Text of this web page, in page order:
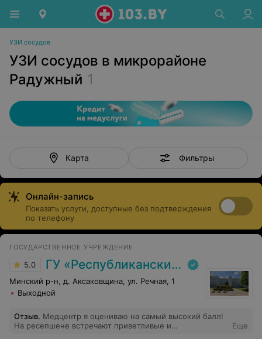
УЗИ сосудов
УЗИ сосудов в микрорайоне
Радужный 1
Карта Фильтры
Онлайн-запись
Показать услуги, доступные без подтверждения
по телефону
ГОСУДАРСТВЕННОЕ УЧРЕЖДЕНИЕ
5.0 ГУ «Республиканский научно-практический центр медицинской экспертизы и реабилитаци»
Минский р-н, д. Аксаковщина, ул. Речная, 1
Выходной
Отзыв. Медцентр я оцениваю на самый высокий балл!
На ресепшене встречают приветливые и
Еще